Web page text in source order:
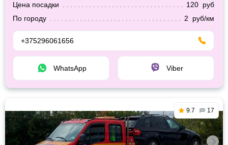
Цена посадки
120 руб
По городу
2 руб/км
+375296061656
WhatsApp Viber
9.7 17